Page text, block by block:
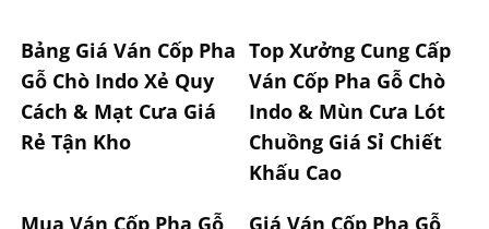
Bảng Giá Ván Cốp Pha
Gỗ Chò Indo Xẻ Quy
Cách & Mạt Cưa Giá
Rẻ Tận Kho
Top Xưởng Cung Cấp
Ván Cốp Pha Gỗ Chò
Indo & Mùn Cưa Lót
Chuồng Giá Sỉ Chiết
Khấu Cao
Mua Ván Cốp Pha Gỗ
Giá Ván Cốp Pha Gỗ